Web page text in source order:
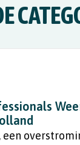
een